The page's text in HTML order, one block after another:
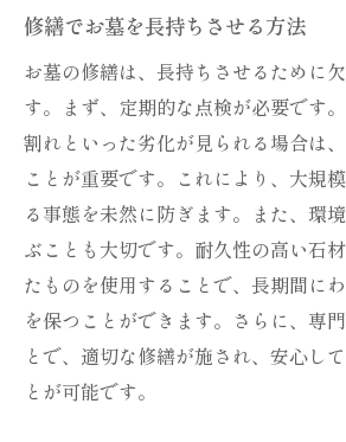
修繕でお墓を長持ちさせる方法
お墓の修繕は、長持ちさせるために
す。まず、定期的な点検が必要です
割れといった劣化が見られる場合は
ことが重要です。これにより、大規
る事態を未然に防ぎます。また、環
ぶことも大切です。耐久性の高い石
たものを使用することで、長期間に
を保つことができます。さらに、専
とで、適切な修繕が施され、安心し
とが可能です。